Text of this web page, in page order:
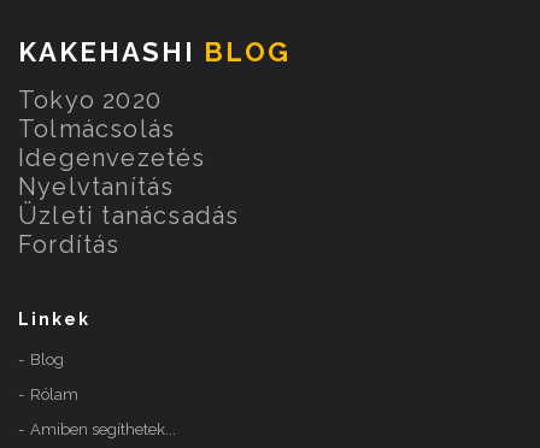
KAKEHASHI BLOG
Tokyo 2020
Tolmácsolás
Idegenvezetés
Nyelvtanítás
Üzleti tanácsadás
Fordítás
Linkek
Blog
Rólam
Amiben segíthetek...